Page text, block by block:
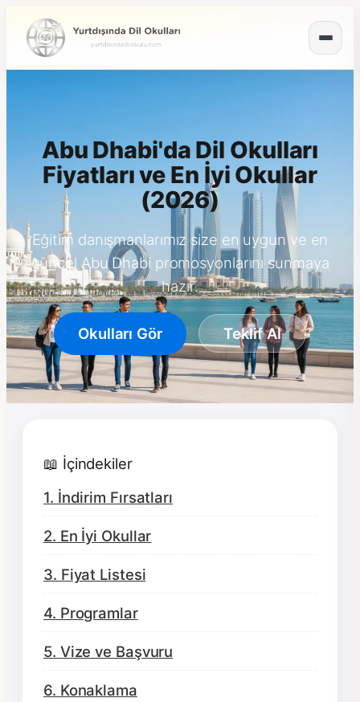
Abu Dhabi'da Dil Okulları
Fiyatları ve En İyi Okullar
(2026)
Eğitim danışmanlarımız size en uygun ve en
güncel Abu Dhabi promosyonlarını sunmaya
hazır.
Okulları Gör Teklif Al
📖 İçindekiler
1. İndirim Fırsatları
2. En İyi Okullar
3. Fiyat Listesi
4. Programlar
5. Vize ve Başvuru
6. Konaklama